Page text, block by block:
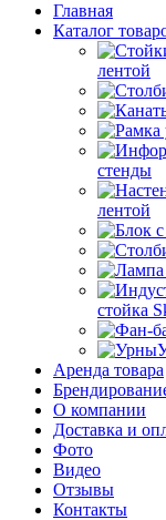
Главная
Каталог
лентой
стенды
лентой
стойка
Аренда товара
О компании
Доставка и
Фото
Видео
Отзывы
Контакты